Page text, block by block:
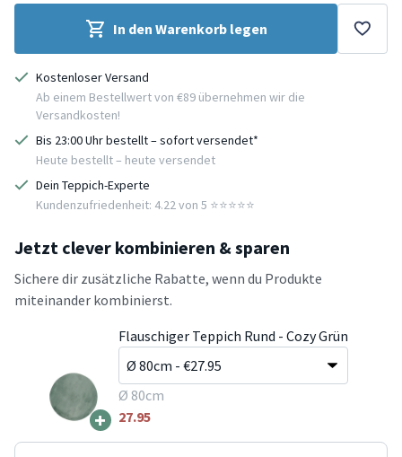
In den Warenkorb legen
Kostenloser Versand
Ab einem Bestellwert von €89 übernehmen wir die
Versandkosten!
Bis 23:00 Uhr bestellt – sofort versendet*
Heute bestellt – heute versendet
Dein Teppich-Experte
Kundenzufriedenheit: 4.22 von 5 ⭐️⭐️⭐️⭐️⭐️
Jetzt clever kombinieren & sparen
Sichere dir zusätzliche Rabatte, wenn du Produkte
miteinander kombinierst.
+
Flauschiger Teppich Rund - Cozy Grün
Ø 80cm
27.95